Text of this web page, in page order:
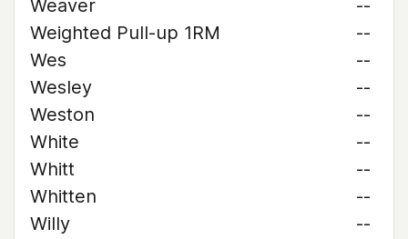
Weaver
--
Weighted Pull-up 1RM
--
Wes
--
Wesley
--
Weston
--
White
--
Whitt
--
Whitten
--
Willy
--